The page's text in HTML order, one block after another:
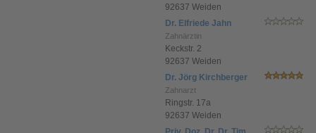
92637 Weiden
Dr. Elfriede Jahn
Zahnärztin
Keckstr. 2
92637 Weiden
Dr. Jörg Kirchberger
Zahnarzt
Ringstr. 17a
92637 Weiden